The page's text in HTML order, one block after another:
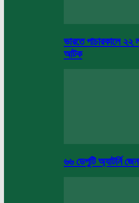
ভারতে পাচারকালে ২২
আটক
৬৬ ডেপুটি অ্যাটর্নি